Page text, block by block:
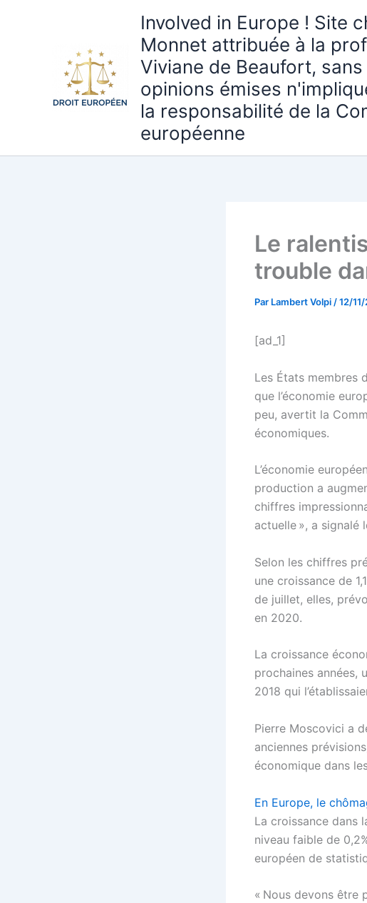
Involved in Europe ! Site
Monnet attribuée à la
Viviane de Beaufort,
opinions émises
la responsabilité de la
européenne
Le
trouble
Par Lambert Volpi /12/
[ad_1]
Les États membres
que l’économie
peu, avertit la
économiques.
L’économie
production a
chiffres
actuelle », a signalé
Selon les chiffres
une croissance de
de juillet, elles,
en 2020.
La croissance
prochaines années,
2018 qui
Pierre Moscovici a
anciennes
économique dans
En Europe, le
La croissance dans
niveau faible de
européen de
« Nous devons être